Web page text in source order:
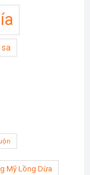
sa
Mỹ Lồng Dừa